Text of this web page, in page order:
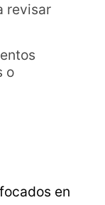
revisar
o
en